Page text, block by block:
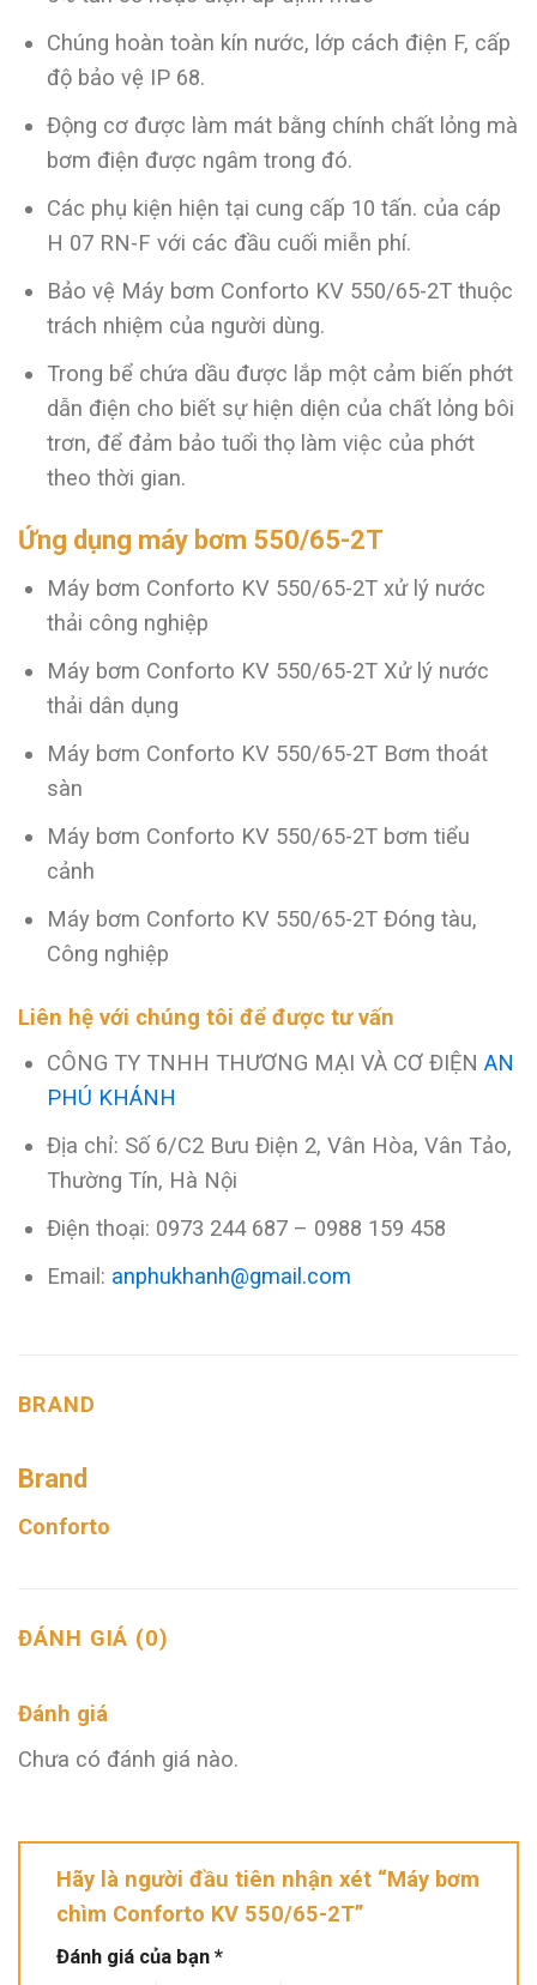
Chúng hoàn toàn kín nước, lớp cách điện F, cấp
độ bảo vệ IP 68.
Động cơ được làm mát bằng chính chất lỏng mà
bơm điện được ngâm trong đó.
Các phụ kiện hiện tại cung cấp 10 tấn. của cáp
H 07 RN-F với các đầu cuối miễn phí.
Bảo vệ Máy bơm Conforto KV 550/65-2T thuộc
trách nhiệm của người dùng.
Trong bể chứa dầu được lắp một cảm biến phớt
dẫn điện cho biết sự hiện diện của chất lỏng bôi
trơn, để đảm bảo tuổi thọ làm việc của phớt
theo thời gian.
Ứng dụng máy bơm 550/65-2T
Máy bơm Conforto KV 550/65-2T xử lý nước
thải công nghiệp
Máy bơm Conforto KV 550/65-2T Xử lý nước
thải dân dụng
Máy bơm Conforto KV 550/65-2T Bơm thoát
sàn
Máy bơm Conforto KV 550/65-2T bơm tiểu
cảnh
Máy bơm Conforto KV 550/65-2T Đóng tàu,
Công nghiệp
Liên hệ với chúng tôi để được tư vấn
CÔNG TY TNHH THƯƠNG MẠI VÀ CƠ ĐIỆN AN
PHÚ KHÁNH
Địa chỉ: Số 6/C2 Bưu Điện 2, Vân Hòa, Vân Tảo,
Thường Tín, Hà Nội
Điện thoại: 0973 244 687 – 0988 159 458
Email: anphukhanh@gmail.com
BRAND
Brand
Conforto
ĐÁNH GIÁ (0)
Đánh giá
Chưa có đánh giá nào.
Hãy là người đầu tiên nhận xét “Máy bơm
chìm Conforto KV 550/65-2T”
Đánh giá của bạn *